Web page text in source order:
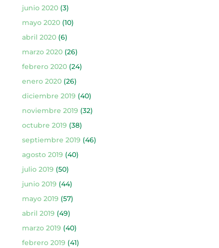
junio 2020(3)
mayo 2020(10)
abril 2020(6)
marzo 2020(26)
febrero 2020(24)
enero 2020(26)
diciembre 2019 (40)
noviembre 2019 (32)
octubre 2019 (38)
septiembre 2019 (46)
agosto 2019 (40)
julio 2019 (50)
junio 2019 (44)
mayo 2019 (57)
abril 2019 (49)
marzo 2019 (40)
febrero 2019 (41)